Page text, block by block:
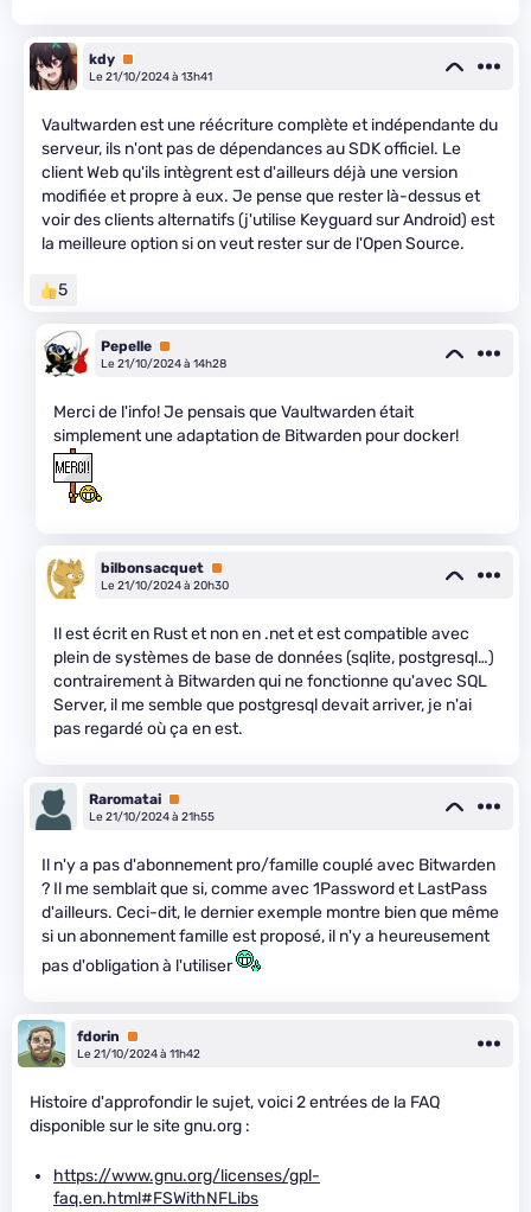
kdy Premium
Le 21/10/2024 à 13h41
Vaultwarden est une réécriture complète et indépendante du
serveur, ils n'ont pas de dépendances au SDK officiel. Le
client Web qu'ils intègrent est d'ailleurs déjà une version
modifiée et propre à eux. Je pense que rester là-dessus et
voir des clients alternatifs (j'utilise Keyguard sur Android) est
la meilleure option si on veut rester sur de l'Open Source.
5
Pepelle Premium
Le 21/10/2024 à 14h28
Merci de l'info! Je pensais que Vaultwarden était
simplement une adaptation de Bitwarden pour docker!
bilbonsacquet Premium
Le 21/10/2024 à 20h30
Il est écrit en Rust et non en .net et est compatible avec
plein de systèmes de base de données (sqlite, postgresql…)
contrairement à Bitwarden qui ne fonctionne qu'avec SQL
Server, il me semble que postgresql devait arriver, je n'ai
pas regardé où ça en est.
Raromatai Premium
Le 21/10/2024 à 21h55
Il n'y a pas d'abonnement pro/famille couplé avec Bitwarden
? Il me semblait que si, comme avec 1Password et LastPass
d'ailleurs. Ceci-dit, le dernier exemple montre bien que même
si un abonnement famille est proposé, il n'y a heureusement
pas d'obligation à l'utiliser
fdorin
Premium
Le 21/10/2024 à 11h42
Histoire d'approfondir le sujet, voici 2 entrées de la FAQ
disponible sur le site gnu.org :
https://www.gnu.org/licenses/gpl-
faq.en.html#FSWithNFLibs